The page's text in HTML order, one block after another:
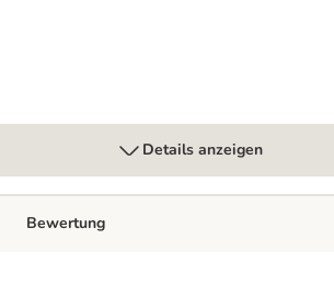
Details anzeigen
Bewertung